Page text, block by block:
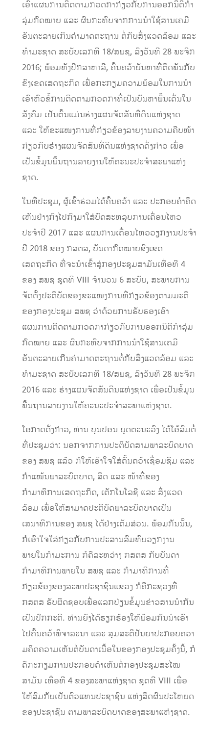
ເອົາ​ແຜນການ​ຕິດຕາມ​ກວດກາກ່ຽວກັບ​ການ​ອອກ​ນິຕິ​ກຳ​
ລຸ່ມ​ກົດໝາຍ ​ແລະ ຜົນ​ກະທົບ​ຈາກ​ການ​ນຳ​ໃຊ້​ສານ​​ເຄມີ​
ອັນຕະລາຍ​ເກີນ​ຄ່າ​ມາດຕະຖານ ຕໍ່ກັບ​ສິ່ງ​ແວດ​ລ້ອມ ​ແລະ
ທຳ​ມະ​ຊາດ ສະບັບ​ເລກທີ 18/ສພຊ, ລົງ​ວັນ​ທີ 28 ພະຈິກ
2016; ພ້ອມທັງ​ປຶກສາ​ຫາລື, ຄົ້ນຄວ້າ​ບັນຫາ​ທີ່ຕິດ​ພັນ​ກັບ​
ຂົງ​ເຂດ​ເສດ​ຖະກິດ ​ເພື່ອ​ກະກຽມຄວາມ​ພ້ອມ​ໃນ​ການ​ນຳ​
ເອົາ​ຫົວຂໍ້​ການ​ຕິດຕາມ​ກວດກາທີ່​ເປັນ​ບັນຫາ​ພົ້ນ​ເດັ່ນ​ໃນ​
ສັງຄົມ ​ເປັນ​ຕົ້ນ​ແມ່ນຮ່າງ​ແຜນ​ຈັດ​ສັນ​ທີ່​ດິນ​ແຫ່ງ​ຊາດ ​
ແລະ ​ໃຫ້​ຂະ​ແໜງ​ການ​ທີ່​ກ່ຽວຂ້ອງລາຍ​ງານ​ຄວາມ​ຄືບ​ໜ້າ​
ກ່ຽວກັບ​ຮ່າງ​ແຜນ​ຈັດ​ສັນ​ທີ່​ດິນ​ແຫ່ງ​ຊາດ​ດັ່ງກ່າວ ​ເພື່ອ​
ເປັນ​ຂໍ້​ມູນ​ພື້ນຖານ​ລາຍ​ງານ​ໃຫ້​ຄະນະ​ປະຈຳ​ສະພາ​ແຫ່ງ​
ຊາດ.
​ໃນ​ທີ່ປະຊຸມ, ຜູ້​ເຂົ້າ​ຮ່ວມ​​ໄດ້ຄົ້ນຄວ້າ ແລະ ປະກອບຄຳຄິດ
ເຫັນຢ່າງກົງໄປກົງມາໃສ່​ບົດ​ສະຫລຸບ​ການ​ເຄື່ອ​ນ​ໄຫວ
ປະຈຳ​ປີ 2017 ​ແລະ ​ແຜນການ​ເຄື່ອນ​ໄຫວ​ວຽກງານ​ປະຈຳ​
ປີ 2018 ຂອງ ກສຕສ, ​ບັນດາ​ກົດໝາຍຂົງ​ເຂດ​
ເສດຖະກິດ ທີ່​ຈະ​ນຳ​ເຂົ້າ​ສູ່​ກອງ​ປະຊຸມ​ສາມັນ​ເທື່ອ​ທີ 4
ຂອງ​ ສພຊ ຊຸດ​ທີ VIII ຈຳນວນ 6 ສະບັບ, ສະພາບ​ການ
ຈັດ​ຕັ້ງ​ປະຕິບັດ​ຂອງ​ຂະ​ແໜງ​ການ​ທີ່​ກ່ຽວຂ້ອງຕາມ​ມະຕິ​
ຂອງ​ກອງ​ປະ​ຊຸມ​ ສພຊ ວ່າດ້ວຍ​ການ​ຮັບຮອງ​ເອົາ​
ແຜນການ​ຕິດຕາມ​ກວດກາກ່ຽວກັບ​ການ​ອອກ​ນິຕິ​ກຳ​ລຸ່ມ​
ກົດໝາຍ ​ແລະ ຜົນ​ກະທົບ​ຈາກ​ການ​ນຳ​ໃຊ້​ສານ​ເຄມີ
ອັນຕະລາຍ​ເກີນຄ່າ​ມາ​ດຕະຖານຕໍ່ກັບ​ສິ່ງ​ແວດ​ລ້ອ​ມ ​ແລະ
ທຳ​ມະ​ຊາດ ສະບັບ​ເລກ​ທີ 18/ສພຊ, ລົງ​ວັນ​ທີ 28 ພະຈິກ
2016 ແລະ ​ຮ່າງ​ແຜນ​ຈັດ​ສັນ​ດິນ​ແຫ່ງ​ຊາດ ​ເພື່ອ​ເປັນ​ຂໍ້​ມູນ​
ພື້ນຖານ​ລາຍ​ງານ​ໃຫ້​ຄະນະປະຈຳ​ສະພາ​ແຫ່ງ​ຊາດ.
ໂອກາດດັ່ງກ່າວ, ທ່ານ ບຸນປອນ ບຸດຕະນະວົງ ໄດ້​ໂອ້​ລົມ​ຕໍ່
ທີ່​ປະຊຸມ​ວ່າ: ນອກຈາກການປະຕິບັດສາມພາລະບົດບາດ
ຂອງ ສພຊ ແລ້ວ ກໍໃຫ້ເອົາໃຈໃສ່ຄົ້ນຄວ້າເຊື່ອມຊຶມ ແລະ
ກຳແໜ້ນພາລະບົດບາດ, ສິດ ແລະ ໜ້າທີ່ຂອງ
ກຳມາທິການ​ເສດຖະກິດ, ​ເຕັກ​ໂນ​ໂລ​ຊີ ​ແລະ ສິ່ງ​ແວດ​
ລ້ອມ ເພື່ອໃຫ້ສາມາດປະຕິບັດພາລະບົດບາດເປັນ
ເສນາທິການຂອງ ສພຊ ໄດ້ຢ່າງເຕັມສ່ວນ. ພ້ອມກັນນັ້ນ,
ກໍເອົາໃຈໃສ່ກ່ຽວກັບການປະສານສົມທົບວຽກງານ
ພາຍໃນກຳມະການ ກໍຄືລະຫວ່າງ ກສຕສ ກັບບັນດາ
ກຳມາທິການພາຍໃນ ສພຊ ແລະ ກຳມາທິການທີ່
ກ່ຽວຂ້ອງຂອງສະພາປະຊາຊົນແຂວງ ກໍຄືກະຊວງທີ່
ກສຕສ ຮັບຜິດຊອບເພື່ອແລກປ່ຽນຂໍ້ມູນຂ່າວສານນຳກັນ
ເປັນປົກກະຕິ. ທ່ານ​ຍັງ​ໄດ້​ຮຽກຮ້ອງ​​ໃຫ້​ພ້ອມ​ກັນ​ນຳ​ເອົາ​
ໄປ​ຄົ້ນຄວ້າ​ພິຈາລະນາ ​ແລະ ສຸມ​ສະຕິ​ປັນຍາ​ປະກອບ​ຄວາ​
ມຄິດ​ຄວາມ​ເຫັນ​ຕໍ່ບັນດາ​ເນື້ອ​ໃນ​ຂອງ​ກອງ​ປະຊຸມ​ຄັ້ງ​ນີ້, ກໍ​
ຄື​ກະກຽມການ​ປະກອບ​ຄຳ​ເຫັນ​ຕໍ່ກອງ​ປະຊຸມ​ສະ​ໄໝ​
ສາມັນ ​ເທື່ອ​ທີ 4 ​ຂອງ​ສະພາ​ແຫ່ງ​ຊາດ ຊຸດ​ທີ VIII ​ເພື່ອ​
ໃຫ້​ສົມ​ກັບ​ເປັນ​ຕົວ​ແທນ​ປະຊາຊົນ ​ແຫ່ງ​ສິດຜົນປະ​ໂຫຍ​ດ
ຂອງ​ປະຊາຊົນ ຕາມ​ພາລະ​ບົດບາດ​ຂອງ​ສະພາ​ແຫ່ງ​ຊາດ.